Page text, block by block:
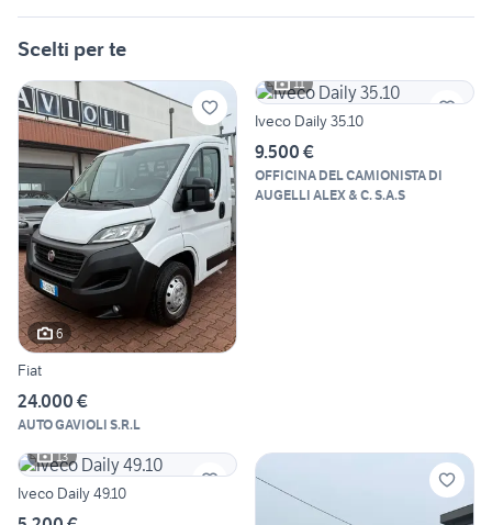
Scelti per te
6
Fiat
24.000 €
AUTO GAVIOLI S.R.L
11
Iveco Daily 35.10
9.500 €
OFFICINA DEL CAMIONISTA DI
AUGELLI ALEX & C. S.A.S
13
Iveco Daily 49.10